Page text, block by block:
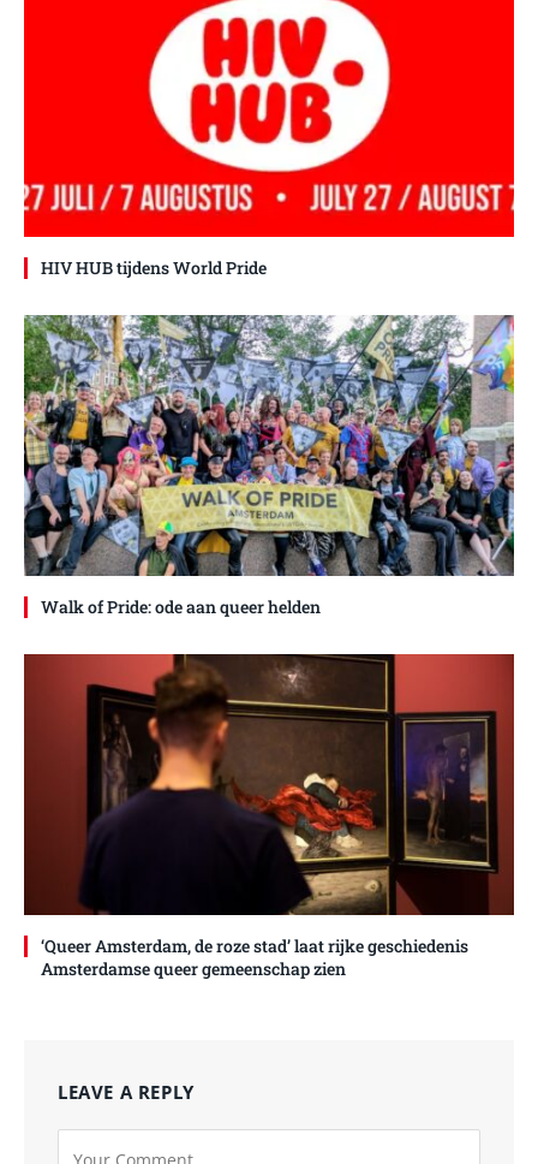
HIV HUB tijdens World Pride
Walk of Pride: ode aan queer helden
‘Queer Amsterdam, de roze stad’ laat rijke geschiedenis
Amsterdamse queer gemeenschap zien
LEAVE A REPLY